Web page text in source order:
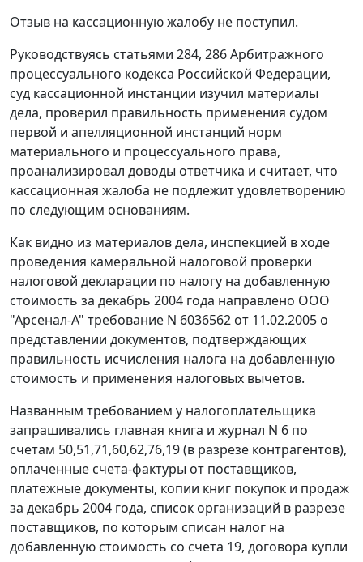
Отзыв на кассационную жалобу не поступил.
Руководствуясь статьями 284, 286Арбитражного
процессуального кодекса Российской Федерации,
суд кассационной инстанции изучил материалы
дела, проверил правильность применения судом
первой и апелляционной инстанций норм
материального и процессуального права,
проанализировал доводы ответчика и считает, что
кассационная жалоба не подлежит удовлетворению
по следующим основаниям.
Как видно из материалов дела, инспекцией в ходе
проведения камеральной налоговой проверки
налоговой декларации по налогу на добавленную
стоимость за декабрь 2004 года направлено ООО
"Арсенал-А" требование N 6036562 от 11.02.2005 о
представлении документов, подтверждающих
правильность исчисления налога на добавленную
стоимость и применения налоговых вычетов.
Названным требованием у налогоплательщика
запрашивались главная книга и журнал N 6 по
счетам 50,51,71,60,62,76,19 (в разрезе контрагентов),
оплаченные счета-фактуры от поставщиков,
платежные документы, копии книг покупок и продаж
за декабрь 2004 года, список организаций в разрезе
поставщиков, по которым списан налог на
добавленную стоимость со счета 19, договора купли